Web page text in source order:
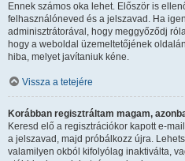
Ennek számos oka lehet. Először is
felhasználóneved és a jelszavad. Ha
adminisztrátorával, hogy meggyőződj
hogy a weboldal üzemeltetőjének
hiba, melyet javítaniuk kéne.
Vissza a tetejére
Korábban regisztráltam magam,
Keresd elő a regisztrációkor kapott e-
a jelszavad, majd próbálkozz újra.
valamilyen okból kifolyólag inaktiválta,